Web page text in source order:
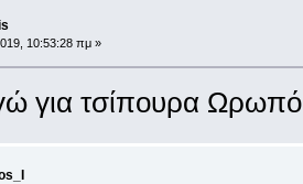
10:53:28 πμ »
για τσίπουρα